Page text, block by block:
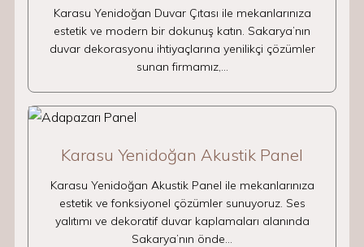
Karasu Yenidoğan Duvar Çıtası ile mekanlarınıza
estetik ve modern bir dokunuş katın. Sakarya’nın
duvar dekorasyonu ihtiyaçlarına yenilikçi çözümler
sunan firmamız,…
Karasu Yenidoğan Akustik Panel
Karasu Yenidoğan Akustik Panel ile mekanlarınıza
estetik ve fonksiyonel çözümler sunuyoruz. Ses
yalıtımı ve dekoratif duvar kaplamaları alanında
Sakarya’nın önde…